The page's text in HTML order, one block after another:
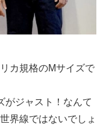
カ規格のMサイズで
がジャスト！なんて
界線ではないでしょ